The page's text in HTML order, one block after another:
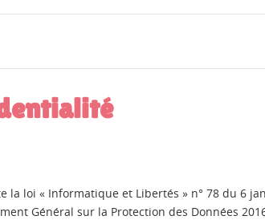
la loi « Informatique et Libertés » n° 78 du 6
Général sur la Protection des Données